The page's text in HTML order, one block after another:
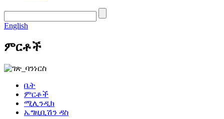
English
ምርቶች
ቤት
ምርቶች
ሚሊንዲክ
ኤግዚቢሽን ዳስ